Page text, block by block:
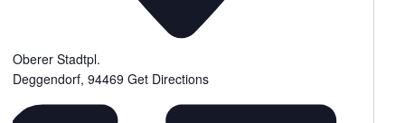
Oberer Stadtpl.
Deggendorf, 94469 Get Directions